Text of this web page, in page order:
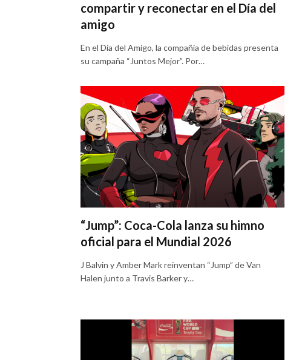
compartir y reconectar en el Día del
amigo
En el Día del Amigo, la compañía de bebidas presenta
su campaña “Juntos Mejor”. Por…
“Jump”: Coca-Cola lanza su himno
oficial para el Mundial 2026
J Balvin y Amber Mark reinventan “Jump” de Van
Halen junto a Travis Barker y…